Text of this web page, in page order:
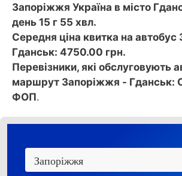
Запоріжжя Україна в місто
день 15 г 55 хвл.
Середня ціна квитка на
Гданськ: 4750.00 грн.
Перевізники, які обслуговують
маршрут Запоріжжя - Гданськ:
ФОП.